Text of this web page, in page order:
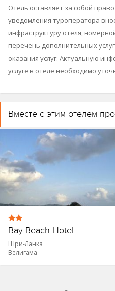
Отель оставляет за собой
уведомления туроператора
инфраструктуру отеля,
перечень дополнительных
оказания услуг. Актуальную
услуге в отеле необходимо
Вместе с этим отелем
Bay Beach Hotel
Шри-Ланка
Велигама